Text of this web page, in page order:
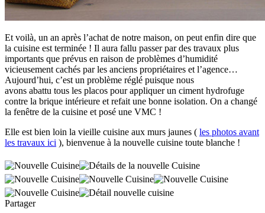
Et voilà, un an après l’achat de notre maison, on peut enfin dire que
la cuisine est terminée ! Il aura fallu passer par des travaux plus
importants que prévus en raison de problèmes d’humidité
vicieusement cachés par les anciens propriétaires et l’agence…
Aujourd’hui, c’est un problème réglé puisque nous
avons abattu tous les placos pour appliquer un ciment hydrofuge
contre la brique intérieure et refait une bonne isolation. On a changé
la fenêtre de la cuisine et posé une VMC !
Elle est bien loin la vieille cuisine aux murs jaunes ( les photos avant
les travaux ici ), bienvenue à la nouvelle cuisine toute blanche !
Partager